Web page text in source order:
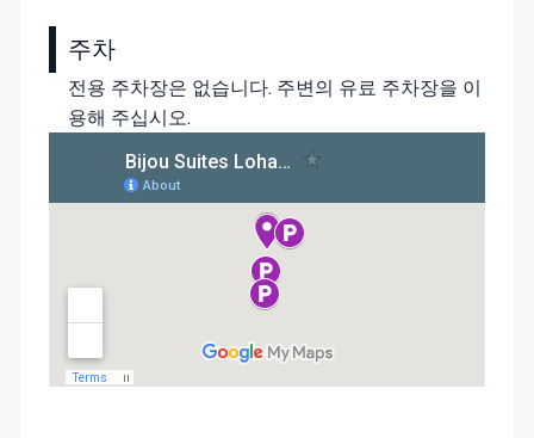
주차
전용 주차장은 없습니다. 주변의 유료 주차장을 이
용해 주십시오.